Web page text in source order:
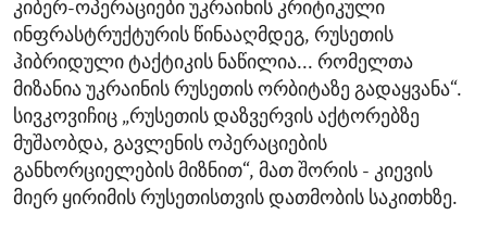
კიბერ-ოპერაციები უკრაინის კრიტიკული
ინფრასტრუქტურის წინააღმდეგ, რუსეთის
ჰიბრიდული ტაქტიკის ნაწილია... რომელთა
მიზანია უკრაინის რუსეთის ორბიტაზე გადაყვანა“.
სივკოვიჩიც „რუსეთის დაზვერვის აქტორებზე
მუშაობდა, გავლენის ოპერაციების
განხორციელების მიზნით“, მათ შორის - კიევის
მიერ ყირიმის რუსეთისთვის დათმობის საკითხზე.